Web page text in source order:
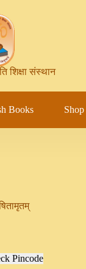
शिक्षा संस्थान
Books Shop
Pincode